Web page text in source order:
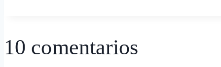
10 comentarios